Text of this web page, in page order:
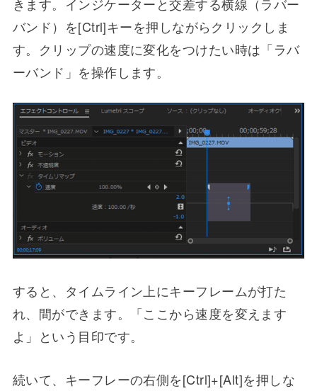
バンド）を[Ctrl]キーを押しながらクリックしま
す。クリップの速度に変化をつけたい時は「ラバ
ーバンド」を操作します。
すると、タイムライン上にキーフレームが打た
れ、間ができます。「ここから速度を変えます
よ」という目印です。
続いて、キーフレーの右側を[Ctrl]+[Alt]を押しな